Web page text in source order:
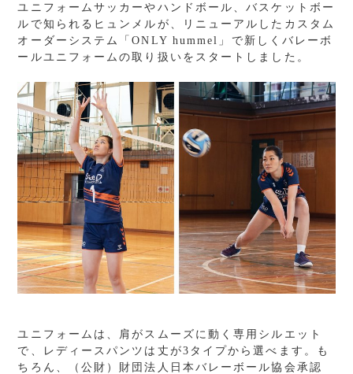
ユニフォームサッカーやハンドボール、バスケットボー
ルで知られるヒュンメルが、リニューアルしたカスタム
オーダーシステム「ONLY hummel」で新しくバレーボ
ールユニフォームの取り扱いをスタートしました。
ユニフォームは、肩がスムーズに動く専用シルエット
で、レディースパンツは丈が3タイプから選べます。も
ちろん、（公財）財団法人日本バレーボール協会承認